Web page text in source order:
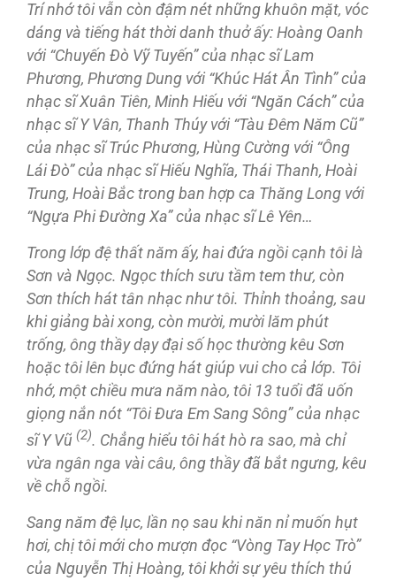
Trí nhớtôi vẫn còn đậm nét những khuôn mặt, vóc
dáng và tiếng hát thời danh thuở ấy: Hoàng Oanh
với “Chuyến Đò Vỹ Tuyến” của nhạc sĩ Lam
Phương, Phương Dung với “Khúc HátÂn Tình” của
nhạc sĩ Xuân Tiên, Minh Hiếu với “Ngăn Cách” của
nhạc sĩ Y Vân, Thanh Thúy với “Tàu Đêm Năm Cũ”
của nhạc sĩ Trúc Phương, Hùng Cường với “Ông
Lái Đò” của nhạc sĩ Hiếu Nghĩa, Thái Thanh, Hoài
Trung, Hoài Bắc trong ban hợp ca Thăng Long với
“Ngựa Phi Đường Xa” của nhạc sĩ Lê Yên…
Trong lớp đệ thất năm ấy, hai đứa ngồi cạnh tôi là
Sơn và Ngọc. Ngọc thích sưu tầm tem thư, còn
Sơn thích hát tân nhạc như tôi. Thỉnh thoảng, sau
khi giảng bài xong, còn mười, mười lăm phút
trống, ông thầy dạy đại số học thường kêu Sơn
hoặc tôi lên bục đứng hát giúp vui cho cả lớp. Tôi
nhớ, một chiều mưa năm nào, tôi 13 tuổi đã uốn
giọng nắn nót “Tôi Đưa Em Sang Sông” của nhạc
sĩ Y Vũ (2). Chẳng hiểu tôi hát hò ra sao, mà chỉ
vừa ngân nga vài câu, ông thầy đã bắt ngưng, kêu
về chỗ ngồi.
Sang năm đệ lục, lần nọ sau khi năn nỉ muốn hụt
hơi, chị tôi mới cho mượn đọc “Vòng Tay Học Trò”
của Nguyễn Thị Hoàng, tôi khởi sựyêu thích thú